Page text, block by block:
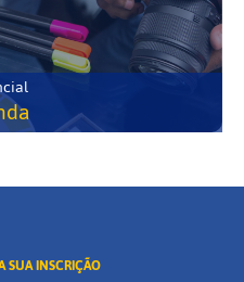
SUA INSCRIÇÃO